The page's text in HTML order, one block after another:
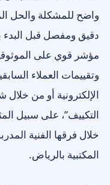
واضح للمشكلة والحل
دقيق ومفصل قبل البدء
مؤشر قوي على
وتقييمات العملاء
الإلكترونية أو من
التكييف”، على سبيل
خلال فرقها الفنية
المكتبية بالرياض.